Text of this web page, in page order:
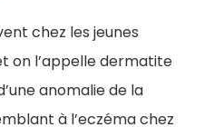
chez les jeunes
on l’appelle dermatite
anomalie de la
à l’eczéma chez